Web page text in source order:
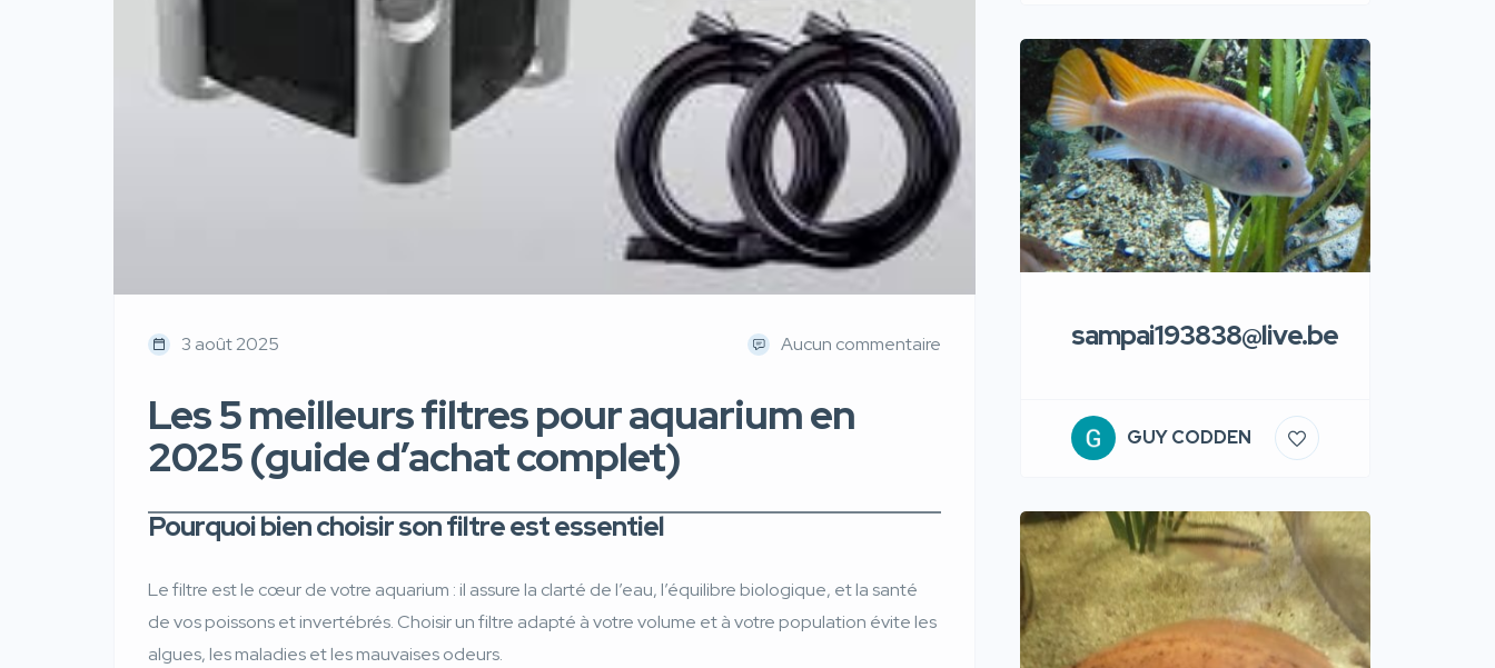
3 août 2025 Aucun commentaire
Les 5 meilleurs filtres pour aquarium en
2025 (guide d’achat complet)
Pourquoi bien choisir son filtre est essentiel
Le filtre est le cœur de votre aquarium : il assure la clarté de l’eau, l’équilibre biologique, et la santé
de vos poissons et invertébrés. Choisir un filtre adapté à votre volume et à votre population évite les
algues, les maladies et les mauvaises odeurs.
sampai193838@live.be
GUY CODDEN